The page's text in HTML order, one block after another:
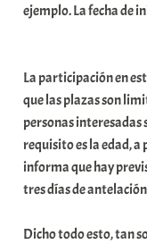
ejemplo. La fecha de
La participación en
que las plazas son
personas interesadas
requisito es la edad, a
informa que hay
tres días de
Dicho todo esto, tan